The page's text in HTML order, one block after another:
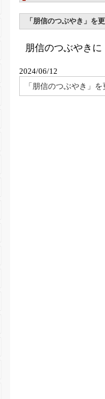
「朋信のつぶやき」を
朋信のつぶやきに
2024/06/12
「朋信のつぶやき」